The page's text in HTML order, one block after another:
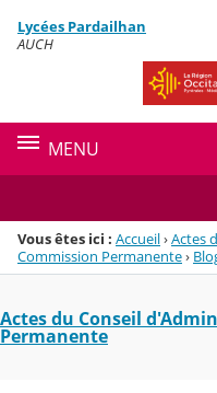
Menu de la rubrique
Contenu
Lycées Pardailhan
AUCH
MENU
Vous êtes ici : Accueil›Actes
Commission Permanente›
Actes du Conseil
Permanente